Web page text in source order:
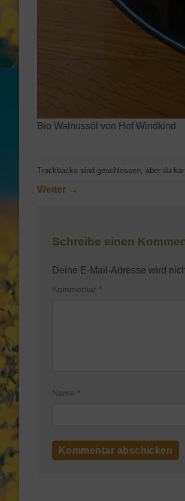
Bio Walnussöl von Hof Windkind
Trackbacks sind geschlossen, aber du
Weiter →
Schreibe einen
Deine E-Mail-Adresse wird
Kommentar *
Name *